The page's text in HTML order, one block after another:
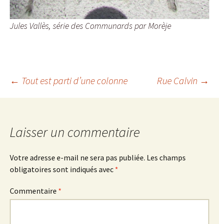
Jules Vallès, série des Communards par Morèje
Navigation
articles
← Tout est parti d’une colonne Rue Calvin →
Laisser un commentaire
Votre adresse e-mail ne sera pas publiée. Les champs
obligatoires sont indiqués avec *
Commentaire *